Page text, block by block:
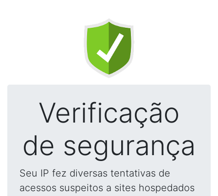
Verificação
de segurança
Seu IP fez diversas tentativas de
acessos suspeitos a sites hospedados